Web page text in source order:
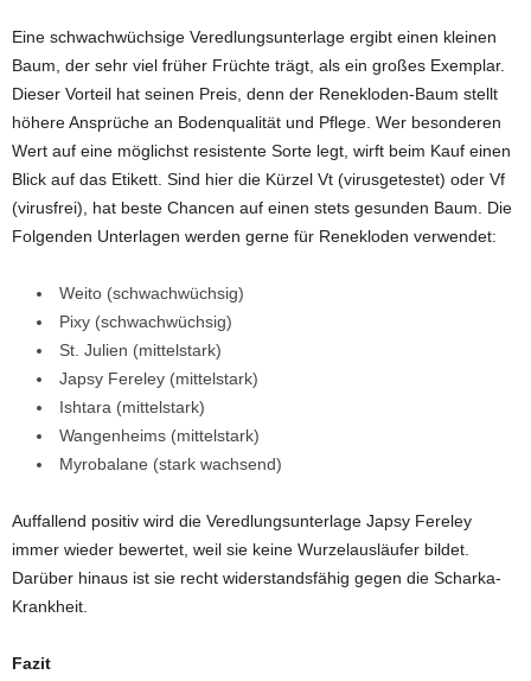
Eine schwachwüchsige Veredlungsunterlage ergibt einen kleinen
Baum, der sehr viel früher Früchte trägt, als ein großes Exemplar.
Dieser Vorteil hat seinen Preis, denn der Renekloden-Baum stellt
höhere Ansprüche an Bodenqualität und Pflege. Wer besonderen
Wert auf eine möglichst resistente Sorte legt, wirft beim Kauf einen
Blick auf das Etikett. Sind hier die Kürzel Vt (virusgetestet) oder Vf
(virusfrei), hat beste Chancen auf einen stets gesunden Baum. Die
Folgenden Unterlagen werden gerne für Renekloden verwendet:
Weito (schwachwüchsig)
Pixy (schwachwüchsig)
St. Julien (mittelstark)
Japsy Fereley (mittelstark)
Ishtara (mittelstark)
Wangenheims (mittelstark)
Myrobalane (stark wachsend)
Auffallend positiv wird die Veredlungsunterlage Japsy Fereley
immer wieder bewertet, weil sie keine Wurzelausläufer bildet.
Darüber hinaus ist sie recht widerstandsfähig gegen die Scharka-
Krankheit.
Fazit